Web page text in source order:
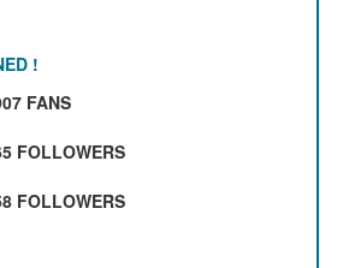
!
FANS
FOLLOWERS
FOLLOWERS